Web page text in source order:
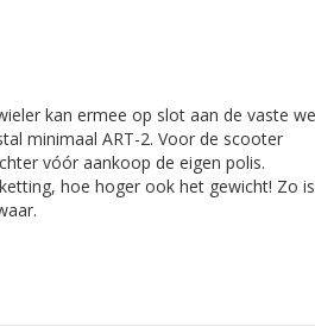
kan ermee op slot aan de vaste
minimaal ART-2. Voor de scooter
vóór aankoop de eigen polis.
hoe hoger ook het gewicht! Zo is